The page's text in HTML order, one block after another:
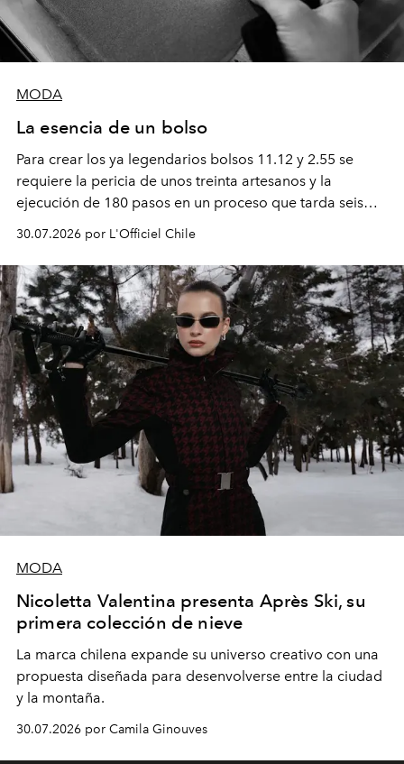
MODA
La esencia de un bolso
Para crear los ya legendarios bolsos 11.12 y 2.55 se
requiere la pericia de unos treinta artesanos y la
ejecución de 180 pasos en un proceso que tarda seis
semanas. Los expertos ponen en práctica una técnica
que se enseña solamente en la escuela de formación de
los Ateliers de Verneuil.
30.07.2026 por L'Officiel Chile
MODA
Nicoletta Valentina presenta Après Ski, su
primera colección de nieve
La marca chilena expande su universo creativo con una
propuesta diseñada para desenvolverse entre la ciudad
y la montaña.
30.07.2026 por Camila Ginouves